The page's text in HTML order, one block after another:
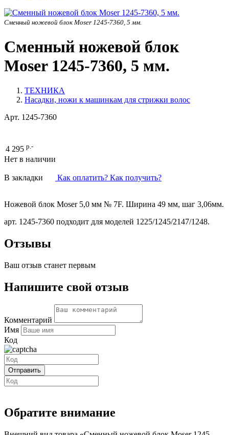
Сменный ножевой блок Moser 1245-7360, 5 мм.
Сменный ножевой блок
Moser 1245-7360, 5 мм.
ТЕХНИКА
Насадки, ножи к машинкам для стрижки волос
Арт. 1245-7360
4 295 р.-
Нет в наличии
В закладки Как оплатить? Как получить?
Ножевой блок Moser 5,0 мм № 7F. Ширина 49 мм, шаг 3,06мм.
арт. 1245-7360 подходит для моделей 1225/1245/2147/1248.
Отзывы
Ваш отзыв станет первым
Напишите свой отзыв
Комментарий
Имя
Код
Обратите внимание